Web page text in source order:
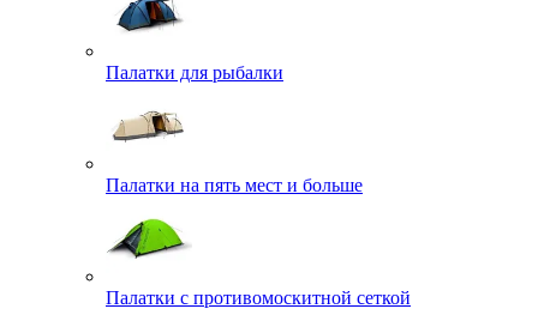
Палатки для рыбалки
Палатки на пять мест и больше
Палатки с противомоскитной сеткой